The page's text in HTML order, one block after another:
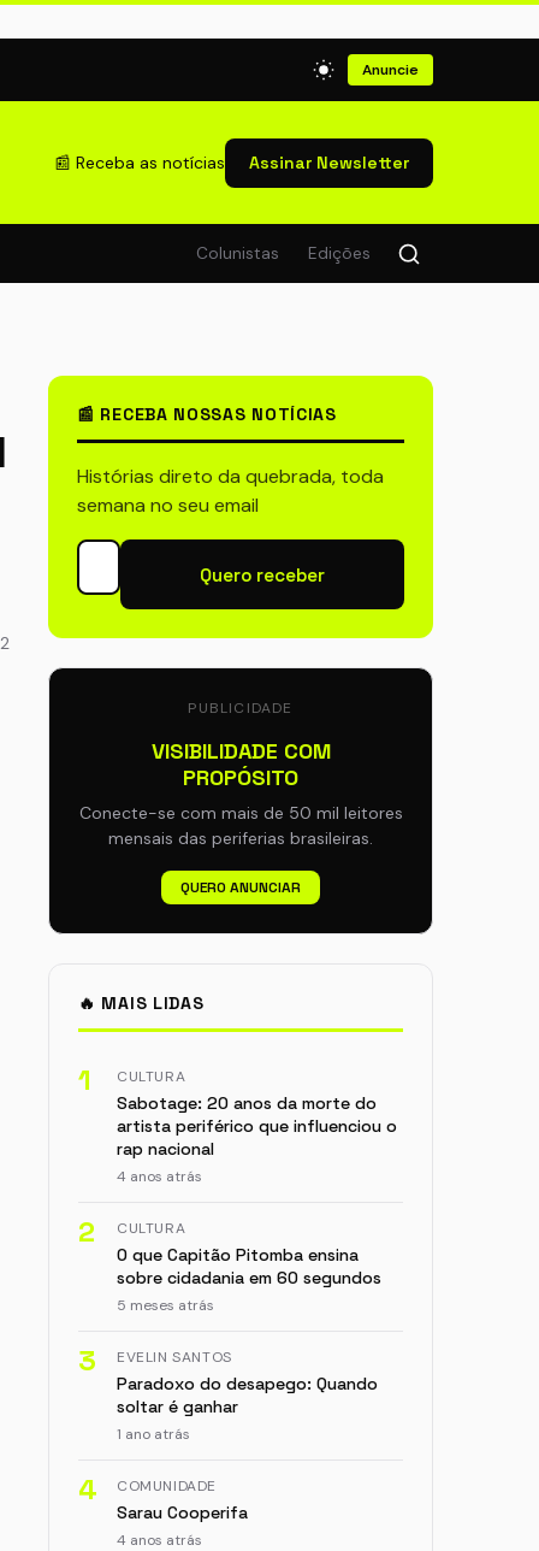
Anuncie
📰 Receba as notícias Assinar Newsletter
Colunistas Edições
📰 RECEBA NOSSAS NOTÍCIAS
Histórias direto da quebrada, toda
semana no seu email
Quero receber
PUBLICIDADE
VISIBILIDADE COM
PROPÓSITO
Conecte-se com mais de 50 mil leitores
mensais das periferias brasileiras.
QUERO ANUNCIAR
🔥 MAIS LIDAS
1 CULTURA
Sabotage: 20 anos da morte do
artista periférico que influenciou o
rap nacional
4 anos atrás
2 CULTURA
O que Capitão Pitomba ensina
sobre cidadania em 60 segundos
5 meses atrás
3 EVELIN SANTOS
Paradoxo do desapego: Quando
soltar é ganhar
1 ano atrás
4 COMUNIDADE
Sarau Cooperifa
4 anos atrás